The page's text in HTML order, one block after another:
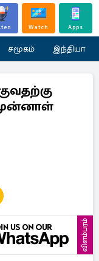
Watch Apps
சமூகம் இந்தியா
முன்னாள்
விளம்பரம்